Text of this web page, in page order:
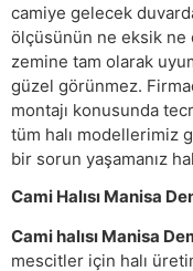
camiye gelecek
ölçüsünün ne eksik ne
zemine tam olarak
güzel görünmez.
montajı konusunda
tüm halı modellerimiz
bir sorun yaşamanız
Cami Halısı Manisa
Cami halısı Manisa
mescitler için halı